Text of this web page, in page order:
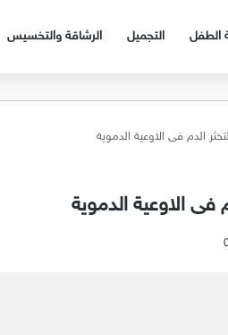
الطفل التجميل الرشاقة والتخسيس
الدم فى الاوعية الدموية
فى الاوعية الدموية